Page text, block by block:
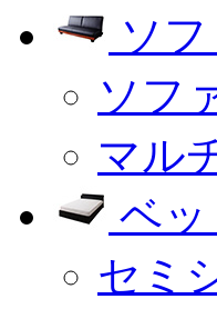
ソ
ソフ
マル
ベッ
セミ